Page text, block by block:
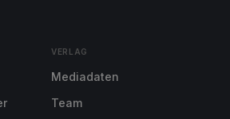
VERLAG
Mediadaten
Team